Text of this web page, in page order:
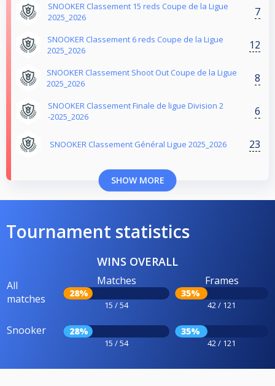
SNOOKER Classement 15 reds Coupe de la Ligue
2025_2026
7
SNOOKER Classement 6 reds Coupe de la Ligue
2025_2026
12
SNOOKER Classement Shoot Out Coupe de la Ligue
2025_2026
8
SNOOKER Classement Finale de ligue Division 2
-2025_2026
6
SNOOKER Classement Général Ligue 2025_2026 23
SHOW MORE
Tournament statistics
WINS OVERALL
All
matches
Matches
28%
15 / 54
Frames
35%
42 / 121
Snooker 28%
15 / 54
35%
42 / 121